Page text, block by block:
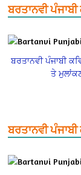
ਬਰਤਾਨਵੀ ਪੰਜਾਬੀ
ਬਰਤਾਨਵੀ ਪੰਜਾਬੀ
ਤੇ
ਬਰਤਾਨਵੀ